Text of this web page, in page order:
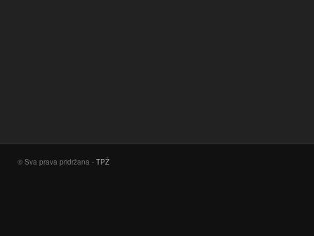
© Sva prava pridržana - TPŽ